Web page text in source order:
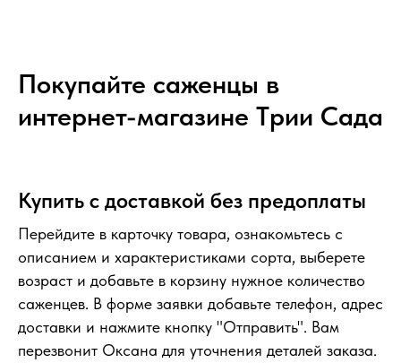
Покупайте саженцы в
интернет-магазине Tрии Сада
Купить с доставкой без предоплаты
Перейдите в карточку товара, ознакомьтесь с
описанием и характеристиками сорта, выберете
возраст и добавьте в корзину нужное количество
саженцев. В форме заявки добавьте телефон, адрес
доставки и нажмите кнопку "Отправить". Вам
перезвонит Оксана для уточнения деталей заказа.